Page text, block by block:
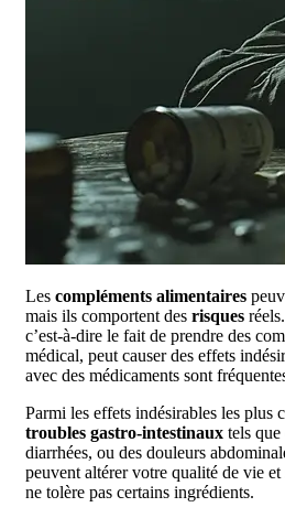
Les compléments alimentaires
mais ils comportent des risques
c’est-à-dire le fait de prendre des
médical, peut causer des effets
avec des médicaments sont
Parmi les effets indésirables les plus
troubles gastro-intestinaux tels que
diarrhées, ou des douleurs
peuvent altérer votre qualité de vie
ne tolère pas certains ingrédients.